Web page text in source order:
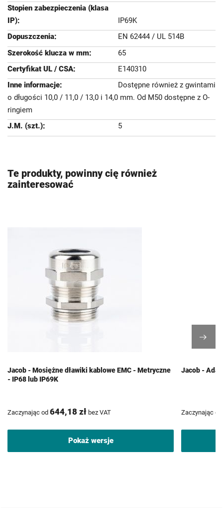
IP69K
EN 62444 / UL 514B
65
E140310
Dostępne również z gwintami
o długości 10,0 / 11,0 / 13,0 i 14,0 mm. Od M50 dostępne z O-
ringiem
5
Te produkty, powinny cię również
zainteresować
Jacob - Mosiężne dławiki kablowe EMC - Metryczne
- IP68 lub IP69K
Zaczynając od 644,18 zł bez VAT
Pokaż wersje
Jacob -
Zaczynając od